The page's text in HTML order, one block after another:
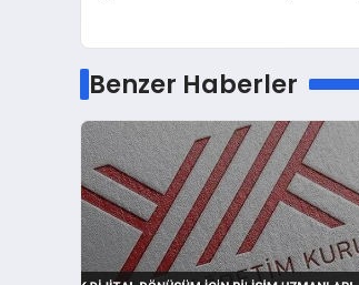
Benzer Haberler